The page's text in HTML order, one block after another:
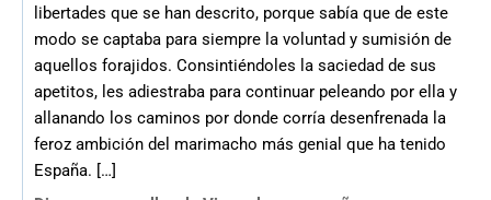
libertades que se han descrito, porque sabía que de este
modo se captaba para siempre la voluntad y sumisión de
aquellos forajidos. Consintiéndoles la saciedad de sus
apetitos, les adiestraba para continuar peleando por ella y
allanando los caminos por donde corría desenfrenada la
feroz ambición del marimacho más genial que ha tenido
España. […]